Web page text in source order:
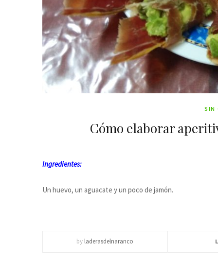
SIN
Cómo elaborar
Ingredientes:
Un huevo, un aguacate y un poco de jamón.
by laderasdelnaranco